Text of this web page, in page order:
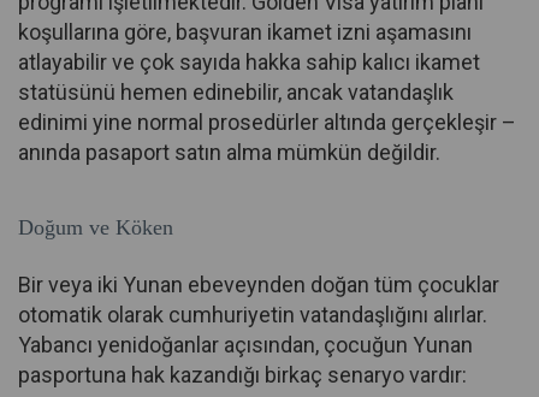
koşullarına göre, başvuran ikamet izni aşamasını
atlayabilir ve çok sayıda hakka sahip kalıcı ikamet
statüsünü hemen edinebilir, ancak vatandaşlık
edinimi yine normal prosedürler altında gerçekleşir –
anında pasaport satın alma mümkün değildir.
Doğum ve Köken
Bir veya iki Yunan ebeveynden doğan tüm çocuklar
otomatik olarak cumhuriyetin vatandaşlığını alırlar.
Yabancı yenidoğanlar açısından, çocuğun Yunan
pasportuna hak kazandığı birkaç senaryo vardır: